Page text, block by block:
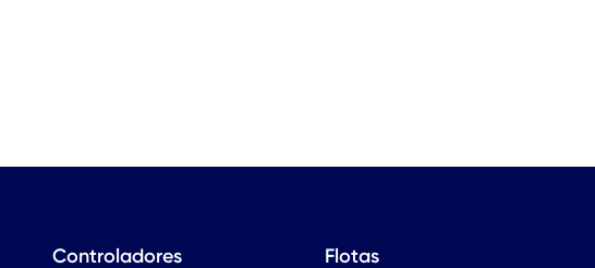
Controladores Flotas